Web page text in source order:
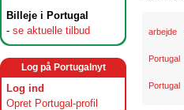
Billeje i Portugal
- se aktuelle tilbud
Log på Portugalnyt
Log ind
Opret Portugal-profil
arbejde
Portugal
Portugal